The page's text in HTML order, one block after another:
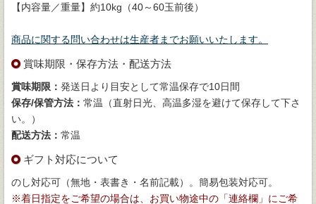
【内容量／重量】約10kg（40～60玉前後）
商品に関する問い合わせは生産者までお願いいたします。
賞味期限・保存方法・配送方法
賞味期限： 発送日より目安として常温保存で10日間
保存/保管方法： 常温（直射日光、高温多湿を避けて保存して下さ
い。）
配送方法： 常温
ギフト対応について
のし対応可（無地・表書き・名前記載）。簡易包装対応可。
※着日指定をご希望の場合は、お買い物途中の「連絡欄」にご希